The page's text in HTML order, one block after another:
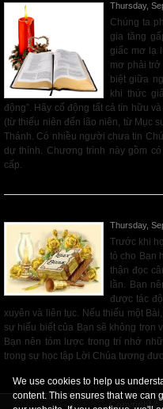
Thursday,
Chúng ta
gia tăng
giấc mơ lạ
mơ phải trở
biệt giữa
khi thức
động”. Hãy cổ động tất cả tín hữu
(từ thiếu niên đến lão niên, từ Mục
Thánh. Có nhiều người chưa tin
dự thính. Chương trình này gồm
cấp.
Thursday,
Trước khi
tỏ cho Bạn
thận đọc
lần. Bạn
được tác
xuyên và liên tục. Nếu thiếu một
sự hiểu biết của Bạn sẽ không trọn
Bạn nên tóm lược trong trí nhớ
trong sự học tập Lời Chúa tương
Copyright
We use cookies to help us
content. This ensures that we can